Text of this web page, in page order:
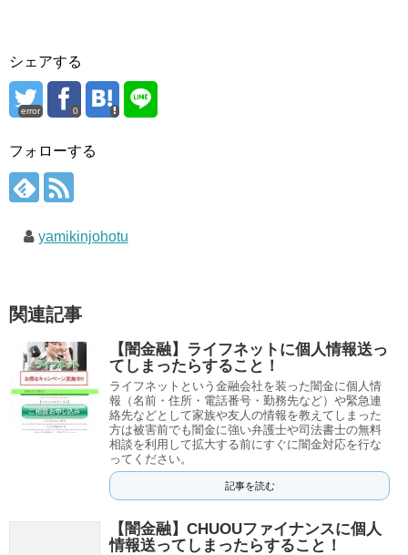
シェアする
error 0
フォローする
yamikinjohotu
関連記事
【闇金融】ライフネットに個人情報送っ
てしまったらすること！
ライフネットという金融会社を装った闇金に個人情
報（名前・住所・電話番号・勤務先など）や緊急連
絡先などとして家族や友人の情報を教えてしまった
方は被害前でも闇金に強い弁護士や司法書士の無料
相談を利用して拡大する前にすぐに闇金対応を行な
ってください。
記事を読む
【闇金融】CHUOUファイナンスに個人
情報送ってしまったらすること！